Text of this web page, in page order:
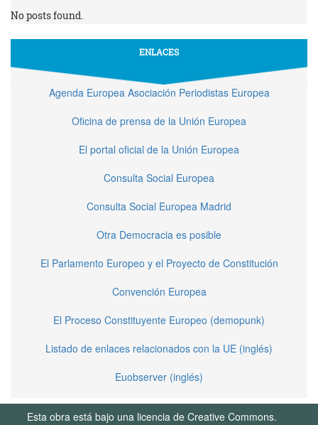
No posts found.
ENLACES
Agenda Europea Asociación Periodistas Europea
Oficina de prensa de la Unión Europea
El portal oficial de la Unión Europea
Consulta Social Europea
Consulta Social Europea Madrid
Otra Democracia es posible
El Parlamento Europeo y el Proyecto de Constitución
Convención Europea
El Proceso Constituyente Europeo (demopunk)
Listado de enlaces relacionados con la UE (inglés)
Euobserver (inglés)
Esta obra está bajo una licencia de Creative Commons.